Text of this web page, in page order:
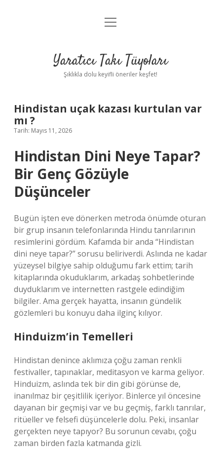
Anasayfa
Yasal Uyarı
menüyü
Yaratıcı Takı Tüyoları
Şıklıkla dolu keyifli öneriler keşfet!
Hindistan uçak kazası kurtulan var
mı ?
Tarih: Mayıs 11, 2026
Hindistan Dini Neye Tapar?
Bir Genç Gözüyle
Düşünceler
Bugün işten eve dönerken metroda önümde oturan
bir grup insanın telefonlarında Hindu tanrılarının
resimlerini gördüm. Kafamda bir anda “Hindistan
dini neye tapar?” sorusu beliriverdi. Aslında ne kadar
yüzeysel bilgiye sahip olduğumu fark ettim; tarih
kitaplarında okuduklarım, arkadaş sohbetlerinde
duyduklarım ve internetten rastgele edindiğim
bilgiler. Ama gerçek hayatta, insanın gündelik
gözlemleri bu konuyu daha ilginç kılıyor.
Hinduizm’in Temelleri
Hindistan denince aklımıza çoğu zaman renkli
festivaller, tapınaklar, meditasyon ve karma geliyor.
Hinduizm, aslında tek bir din gibi görünse de,
inanılmaz bir çeşitlilik içeriyor. Binlerce yıl öncesine
dayanan bir geçmişi var ve bu geçmiş, farklı tanrılar,
ritüeller ve felsefi düşüncelerle dolu. Peki, insanlar
gerçekten neye tapıyor? Bu sorunun cevabı, çoğu
zaman birden fazla katmanda gizli.